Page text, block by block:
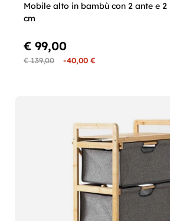
Mobile alto in bambù con 2 ante e
cm
€ 139,00 -40,00 €
€ 99,00